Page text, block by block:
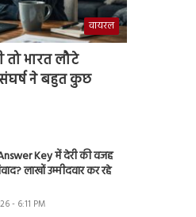
वायरल
तो भारत लौटे
ने बहुत कुछ
Key में देरी की वजह
लाखों उम्मीदवार कर रहे
- 6:11 PM